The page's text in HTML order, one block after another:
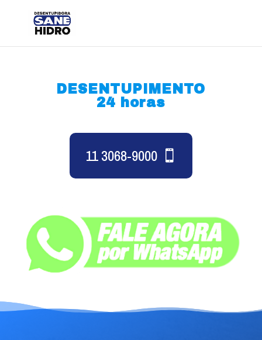
DESENTUPIMENTO
24 horas
11 3068-9000